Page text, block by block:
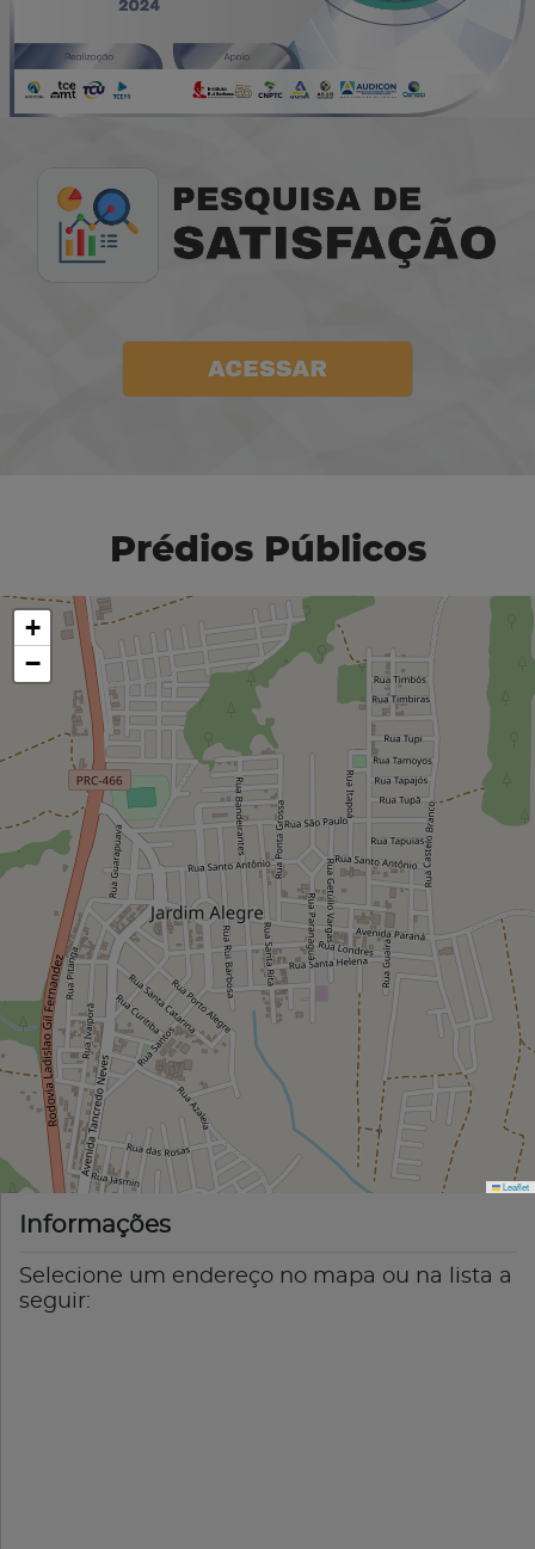
Prédios Públicos
+
−
Leaflet
Informações
Selecione um endereço no mapa ou na lista a
seguir: